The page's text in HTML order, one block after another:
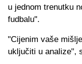
u jednom trenutku
fudbalu".
"Cijenim vaše
uključiti u analize",